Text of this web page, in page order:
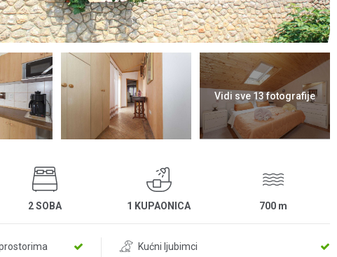
Vidi sve 13 fotografije
2 SOBA 1 KUPAONICA 700 m
Kućni ljubimci